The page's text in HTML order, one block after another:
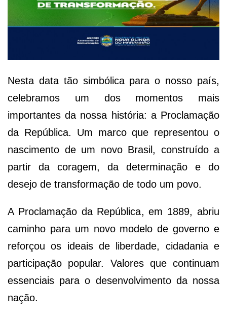
Nesta data tão simbólica para o nosso país,
celebramos um dos momentos mais
importantes da nossa história: a Proclamação
da República. Um marco que representou o
nascimento de um novo Brasil, construído a
partir da coragem, da determinação e do
desejo de transformação de todo um povo.
A Proclamação da República, em 1889, abriu
caminho para um novo modelo de governo e
reforçou os ideais de liberdade, cidadania e
participação popular. Valores que continuam
essenciais para o desenvolvimento da nossa
nação.